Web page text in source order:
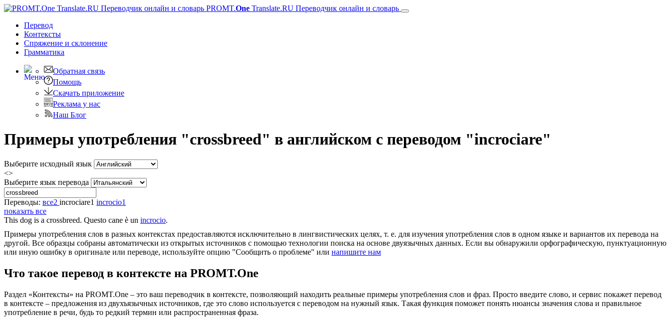
PROMT.One Translate.RU Переводчик онлайн и словарь
Перевод
Контексты
Спряжение и склонение
Грамматика
Обратная связь
Помощь
Скачать приложение
Реклама у нас
Наш Блог
Примеры употребления "crossbreed" в английском с переводом "incrociare"
Выберите исходный язык
<>
Выберите язык перевода
Переводы: все2 incrociare1 incrocio1
показать все
This dog is a crossbreed. Questo cane è un incrocio.
Примеры употребления слов в разных контекстах предоставляются исключительно в лингвистических целях, т. е. для изучения употребления слов в одном языке и вариантов их перевода на
другой. Все образцы собраны автоматически из открытых источников с помощью технологии поиска на основе двуязычных данных. Если вы обнаружили орфографическую, пунктуационную
или иную ошибку в оригинале или переводе, используйте опцию "Сообщить о проблеме" или напишите нам
Что такое перевод в контексте на PROMT.One
Раздел «Контексты» на PROMT.One – это ваш переводчик в контексте, позволяющий находить реальные примеры употребления слов и фраз. Просто введите слово, и сервис покажет перевод
в контексте – предложения из двухъязычных источников, где это слово используется с переводом на нужный язык. Такая функция поможет понять нюансы значения слова и правильное
употребление в речи, будь то редкий термин или распространенная фраза.